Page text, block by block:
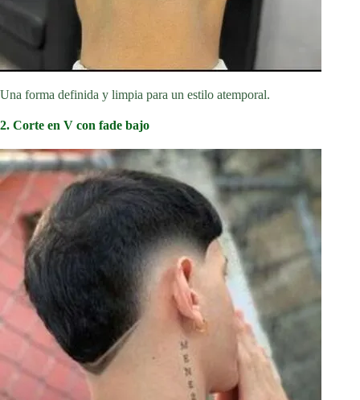
Una forma definida y limpia para un estilo atemporal.
2. Corte en V con fade bajo